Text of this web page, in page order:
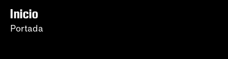
Inicio
Portada